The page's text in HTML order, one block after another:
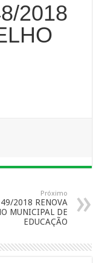
2018
Próximo
49/2018 RENOVA
MUNICIPAL DE
EDUCAÇÃO